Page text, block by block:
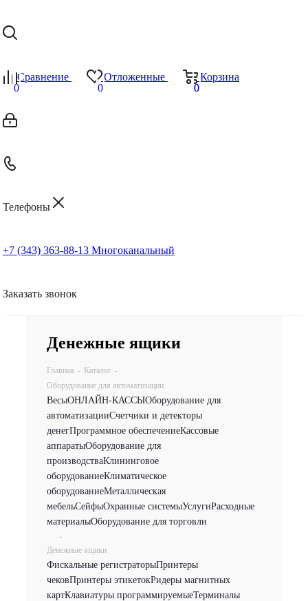
Сравнение
0
Отложенные
0
Корзина
0
0
Телефоны
+7 (343) 363-88-13 Многоканальный
Заказать звонок
Денежные ящики
Главная - Каталог -
Оборудование для автоматизации
ВесыОНЛАЙН-КАССЫОборудование для
автоматизацииСчетчики и детекторы
денегПрограммное обеспечениеКассовые
аппаратыОборудование для
производстваКлининговое
оборудованиеКлиматическое
оборудованиеМеталлическая
мебельСейфыОхранные системыУслугиРасходные
материалыОборудование для торговли
-
Денежные ящики
Фискальные регистраторыПринтеры
чековПринтеры этикетокРидеры магнитных
картКлавиатуры программируемыеТерминалы